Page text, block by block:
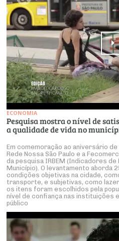
ECONOMIA
Pesquisa mostra o nível de
a qualidade de vida no
Em comemoração ao aniversário
Rede Nossa São Paulo e a
da pesquisa IRBEM (Indicadores
Município). O levantamento aborda
condições objetivas na cidade,
transporte, e subjetivas, como
os itens foram escolhidos pela
nível de confiança nas instituições
público